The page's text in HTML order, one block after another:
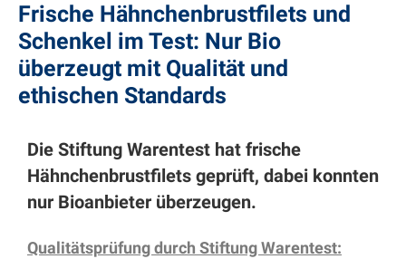
Frische Hähnchenbrustfilets und
Schenkel im Test: Nur Bio
überzeugt mit Qualität und
ethischen Standards
Die Stiftung Warentest hat frische
Hähnchenbrustfilets geprüft, dabei konnten
nur Bioanbieter überzeugen.
Qualitätsprüfung durch Stiftung Warentest: